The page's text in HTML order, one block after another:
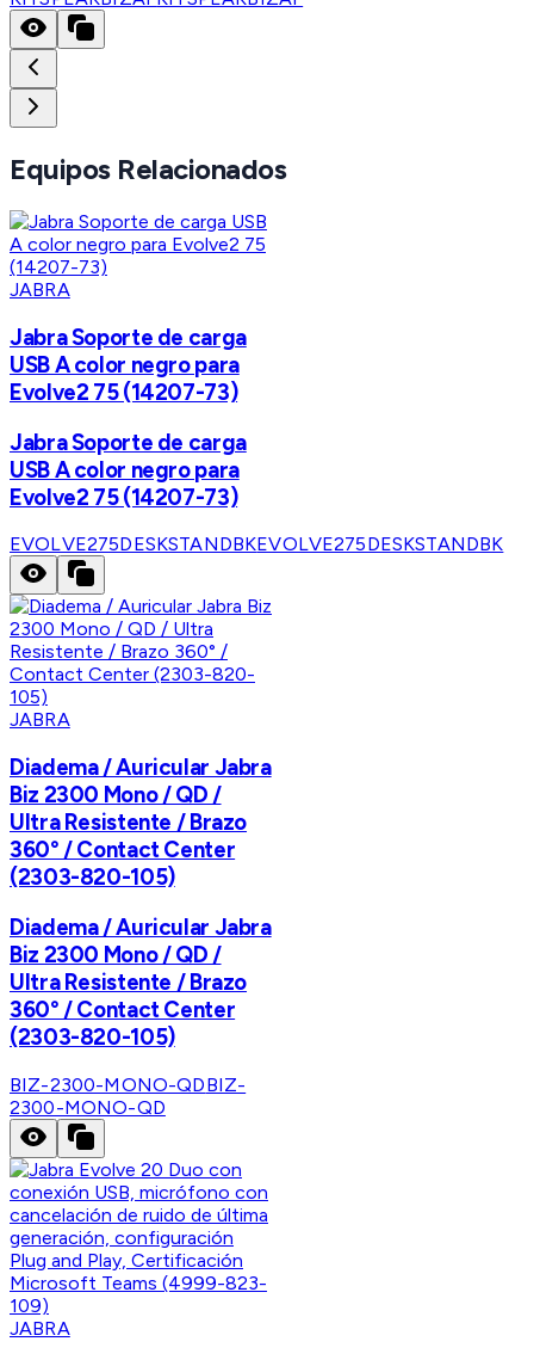
Equipos Relacionados
JABRA
Jabra Soporte de carga
USB A color negro para
Evolve2 75 (14207-73)
Jabra Soporte de carga
USB A color negro para
Evolve2 75 (14207-73)
EVOLVE275DESKSTANDBKEVOLVE275DESKSTANDBK
JABRA
Diadema / Auricular Jabra
Biz 2300 Mono / QD /
Ultra Resistente / Brazo
360° / Contact Center
(2303-820-105)
Diadema / Auricular Jabra
Biz 2300 Mono / QD /
Ultra Resistente / Brazo
360° / Contact Center
(2303-820-105)
BIZ-2300-MONO-QDBIZ-
2300-MONO-QD
JABRA